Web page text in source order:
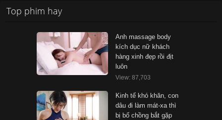
Top phim hay
Anh massage body
kích dục nữ khách
hàng xinh đẹp rồi địt
luôn
View: 87,703
Kinh tế khó khăn, con
dâu đi làm mát-xa thì
bị bố chồng bắt gặp